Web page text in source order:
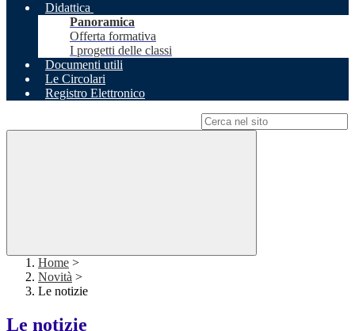
Didattica
Panoramica
Offerta formativa
I progetti delle classi
Documenti utili
Le Circolari
Registro Elettronico
Home >
Novità >
Le notizie
Le notizie